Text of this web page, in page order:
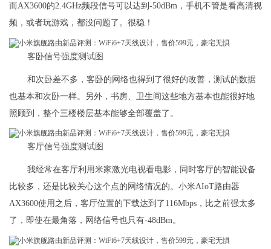
而AX3600的2.4GHz频段信号可以达到-50dBm，手机不管是看高清视
频，或者玩游戏，都没问题了。很稳！
客卧信号强度测试图
和次卧差不多，客卧的网络也得到了很好的改善，测试的数据
也基本和次卧一样。另外，书房、卫生间这些地方基本也能很好地
照顾到，整个三楼楼层基本能够全部覆盖了。
客厅信号强度测试图
我经常在客厅利用米家激光电视看电影，同时客厅的智能设备
比较多，还是比较关心这个点的网络情况的。小米AIoT路由器
AX3600使用之后，客厅位置的下载达到了116Mbps，比之前强太多
了，即使在最角落，网络信号也只有-48dBm。